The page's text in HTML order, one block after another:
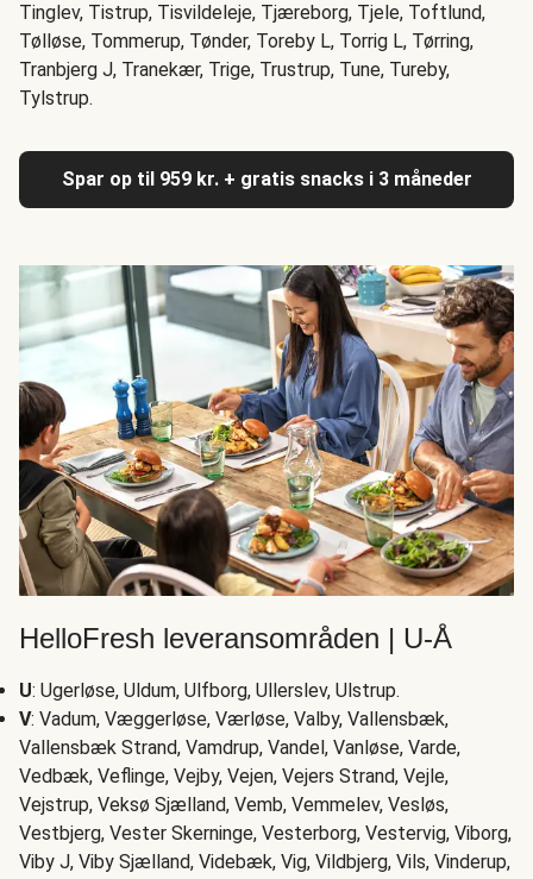
Tinglev, Tistrup, Tisvildeleje, Tjæreborg, Tjele, Toftlund,
Tølløse, Tommerup, Tønder, Toreby L, Torrig L, Tørring,
Tranbjerg J, Tranekær, Trige, Trustrup, Tune, Tureby,
Tylstrup.
Spar op til 959 kr. + gratis snacks i 3 måneder
HelloFresh leveransområden | U-Å
U: Ugerløse, Uldum, Ulfborg, Ullerslev, Ulstrup.
V: Vadum, Væggerløse, Værløse, Valby, Vallensbæk,
Vallensbæk Strand, Vamdrup, Vandel, Vanløse, Varde,
Vedbæk, Veflinge, Vejby, Vejen, Vejers Strand, Vejle,
Vejstrup, Veksø Sjælland, Vemb, Vemmelev, Vesløs,
Vestbjerg, Vester Skerninge, Vesterborg, Vestervig, Viborg,
Viby J, Viby Sjælland, Videbæk, Vig, Vildbjerg, Vils, Vinderup,